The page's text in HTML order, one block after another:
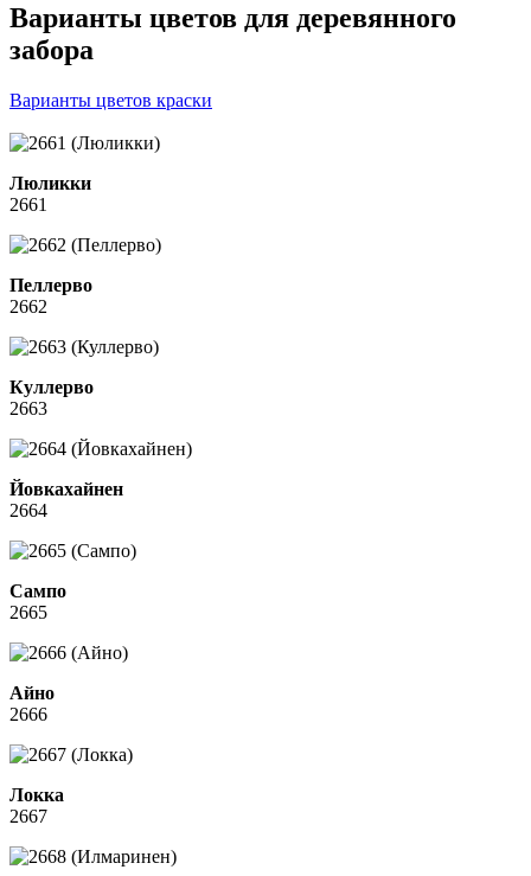
Варианты цветов для деревянного
забора
Варианты цветов краски
Люликки
2661
Пеллерво
2662
Куллерво
2663
Йовкахайнен
2664
Сампо
2665
Айно
2666
Локка
2667